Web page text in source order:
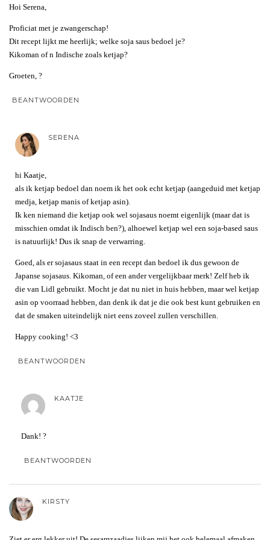
Hoi Serena,
Proficiat met je zwangerschap!
Dit recept lijkt me heerlijk; welke soja saus bedoel je?
Kikoman of n Indische zoals ketjap?
Groeten, ?
BEANTWOORDEN
SERENA
hi Kaatje,
als ik ketjap bedoel dan noem ik het ook echt ketjap (aangeduid met ketjap
medja, ketjap manis of ketjap asin).
Ik ken niemand die ketjap ook wel sojasaus noemt eigenlijk (maar dat is
misschien omdat ik Indisch ben?), alhoewel ketjap wel een soja-based saus
is natuurlijk! Dus ik snap de verwarring.
Goed, als er sojasaus staat in een recept dan bedoel ik dus gewoon de
Japanse sojasaus. Kikoman, of een ander vergelijkbaar merk! Zelf heb ik
die van Lidl gebruikt. Mocht je dat nu niet in huis hebben, maar wel ketjap
asin op voorraad hebben, dan denk ik dat je die ook best kunt gebruiken en
dat de smaken uiteindelijk niet eens zoveel zullen verschillen.
Happy cooking! <3
BEANTWOORDEN
KAATJE
Dank! ?
BEANTWOORDEN
KIRSTY